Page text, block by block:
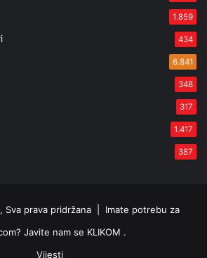
1.859
434
6.841
348
317
1.417
387
Sva prava pridržana | Imate potrebu za
Javite nam se KLIKOM .
Vijesti